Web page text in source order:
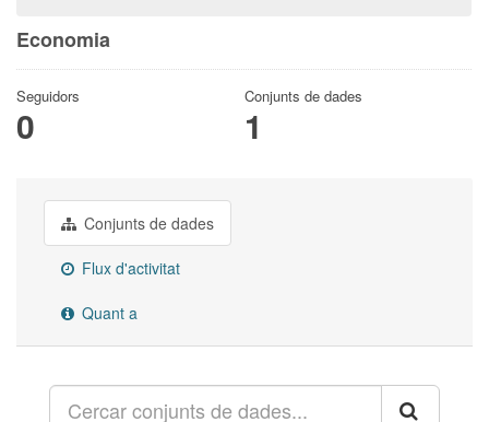
Economia
Seguidors
0
Conjunts de dades
1
Conjunts de dades
Flux d'activitat
Quant a